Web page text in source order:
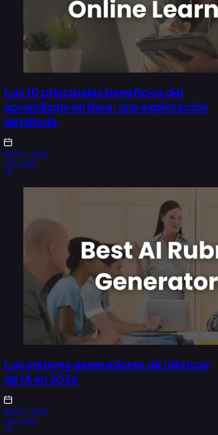
Los 10 principales beneficios del
aprendizaje en línea: una exploración
detallada
April 5, 2024
Leer más
Los mejores generadores de rúbricas
de IA en 2026
April 3, 2024
Leer más